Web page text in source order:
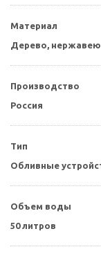
Материал
Дерево,
Производство
Россия
Тип
Обливные
Объем воды
50 литров